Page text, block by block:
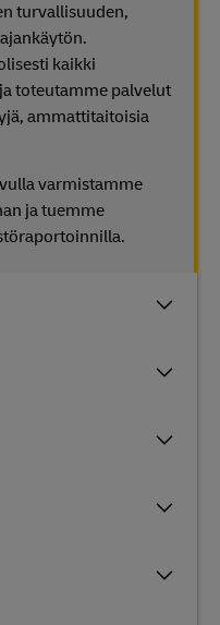
turvallisuuden,
kaikki
toteutamme palvelut
ammattitaitoisia
varmistamme
ja tuemme